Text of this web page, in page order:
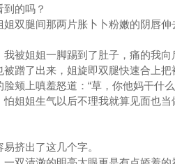
的吗？
双腿间那两片胀卜卜粉嫩的阴唇伸
被姐姐一脚踢到了肚子，痛的我向
蹭了出来，姐旋即双腿快速合上把
颊上嗔羞怒道：“草，你他妈干什
姐姐生气以后不理我就算见面也当
挤出了这几个字。